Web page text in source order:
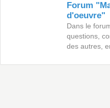
Forum
d'oeuvre"
Dans le
questions,
des autres,